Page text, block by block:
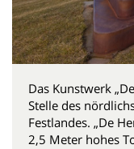
Das Kunstwerk
Stelle des
Festlandes. „De
2,5 Meter hohes